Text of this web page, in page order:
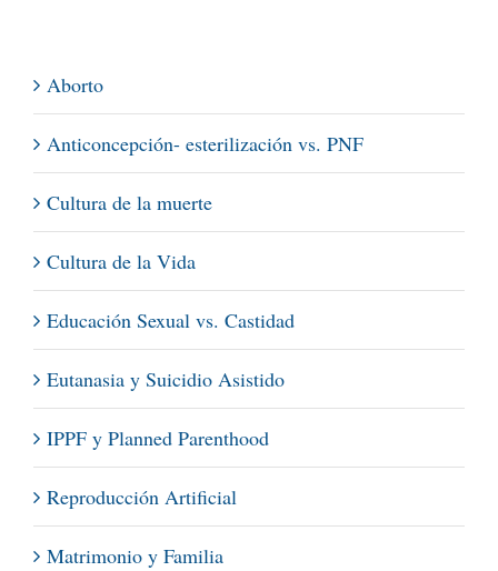
Aborto
Anticoncepción- esterilización vs. PNF
Cultura de la muerte
Cultura de la Vida
Educación Sexual vs. Castidad
Eutanasia y Suicidio Asistido
IPPF y Planned Parenthood
Reproducción Artificial
Matrimonio y Familia